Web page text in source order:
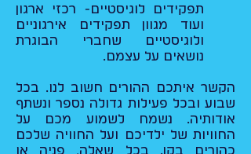
תפקידים לוגיסטיים- רכזי ארגון
ועוד מגוון תפקידים אירגוניים
ולוגיסטיים שחברי הבוגרת
נושאים על עצמם.
הקשר איתכם ההורים חשוב לנו. בכל
שבוע ובכל פעילות גדולה נספר ונשתף
אודותיה. נשמח לשמוע מכם על
החוויות של ילדיכם ועל החוויה שלכם
כהורים בקן. בכל שאלה, פניה או